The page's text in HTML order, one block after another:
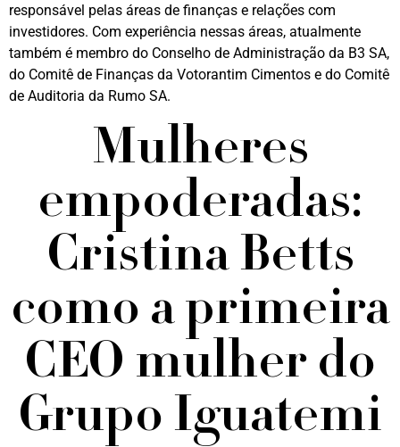
responsável pelas áreas de finanças e relações com
investidores. Com experiência nessas áreas, atualmente
também é membro do Conselho de Administração da B3 SA,
do Comitê de Finanças da Votorantim Cimentos e do Comitê
de Auditoria da Rumo SA.
Mulheres
empoderadas:
Cristina Betts
como a primeira
CEO mulher do
Grupo Iguatemi